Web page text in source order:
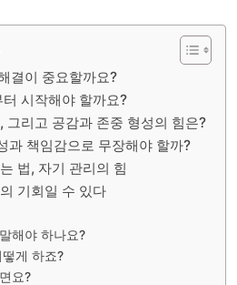
결이 중요할까요?
시작해야 할까요?
그리고 공감과 존중 형성의 힘은?
과 책임감으로 무장해야 할까?
법, 자기 관리의 힘
기회일 수 있다
해야 하나요?
게 하죠?
요?